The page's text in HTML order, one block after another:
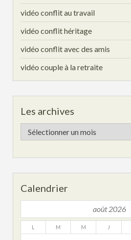
vidéo conflit au travail
vidéo conflit héritage
vidéo conflit avec des amis
vidéo couple à la retraite
Les archives
Les
archives
Calendrier
août 2026
L M M J